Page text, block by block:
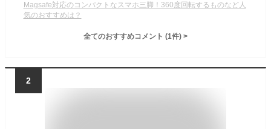
Magsafe対応のコンパクトなスマホ三脚！360度回転するものなど人
気のおすすめは？
全てのおすすめコメント (1件) >
2